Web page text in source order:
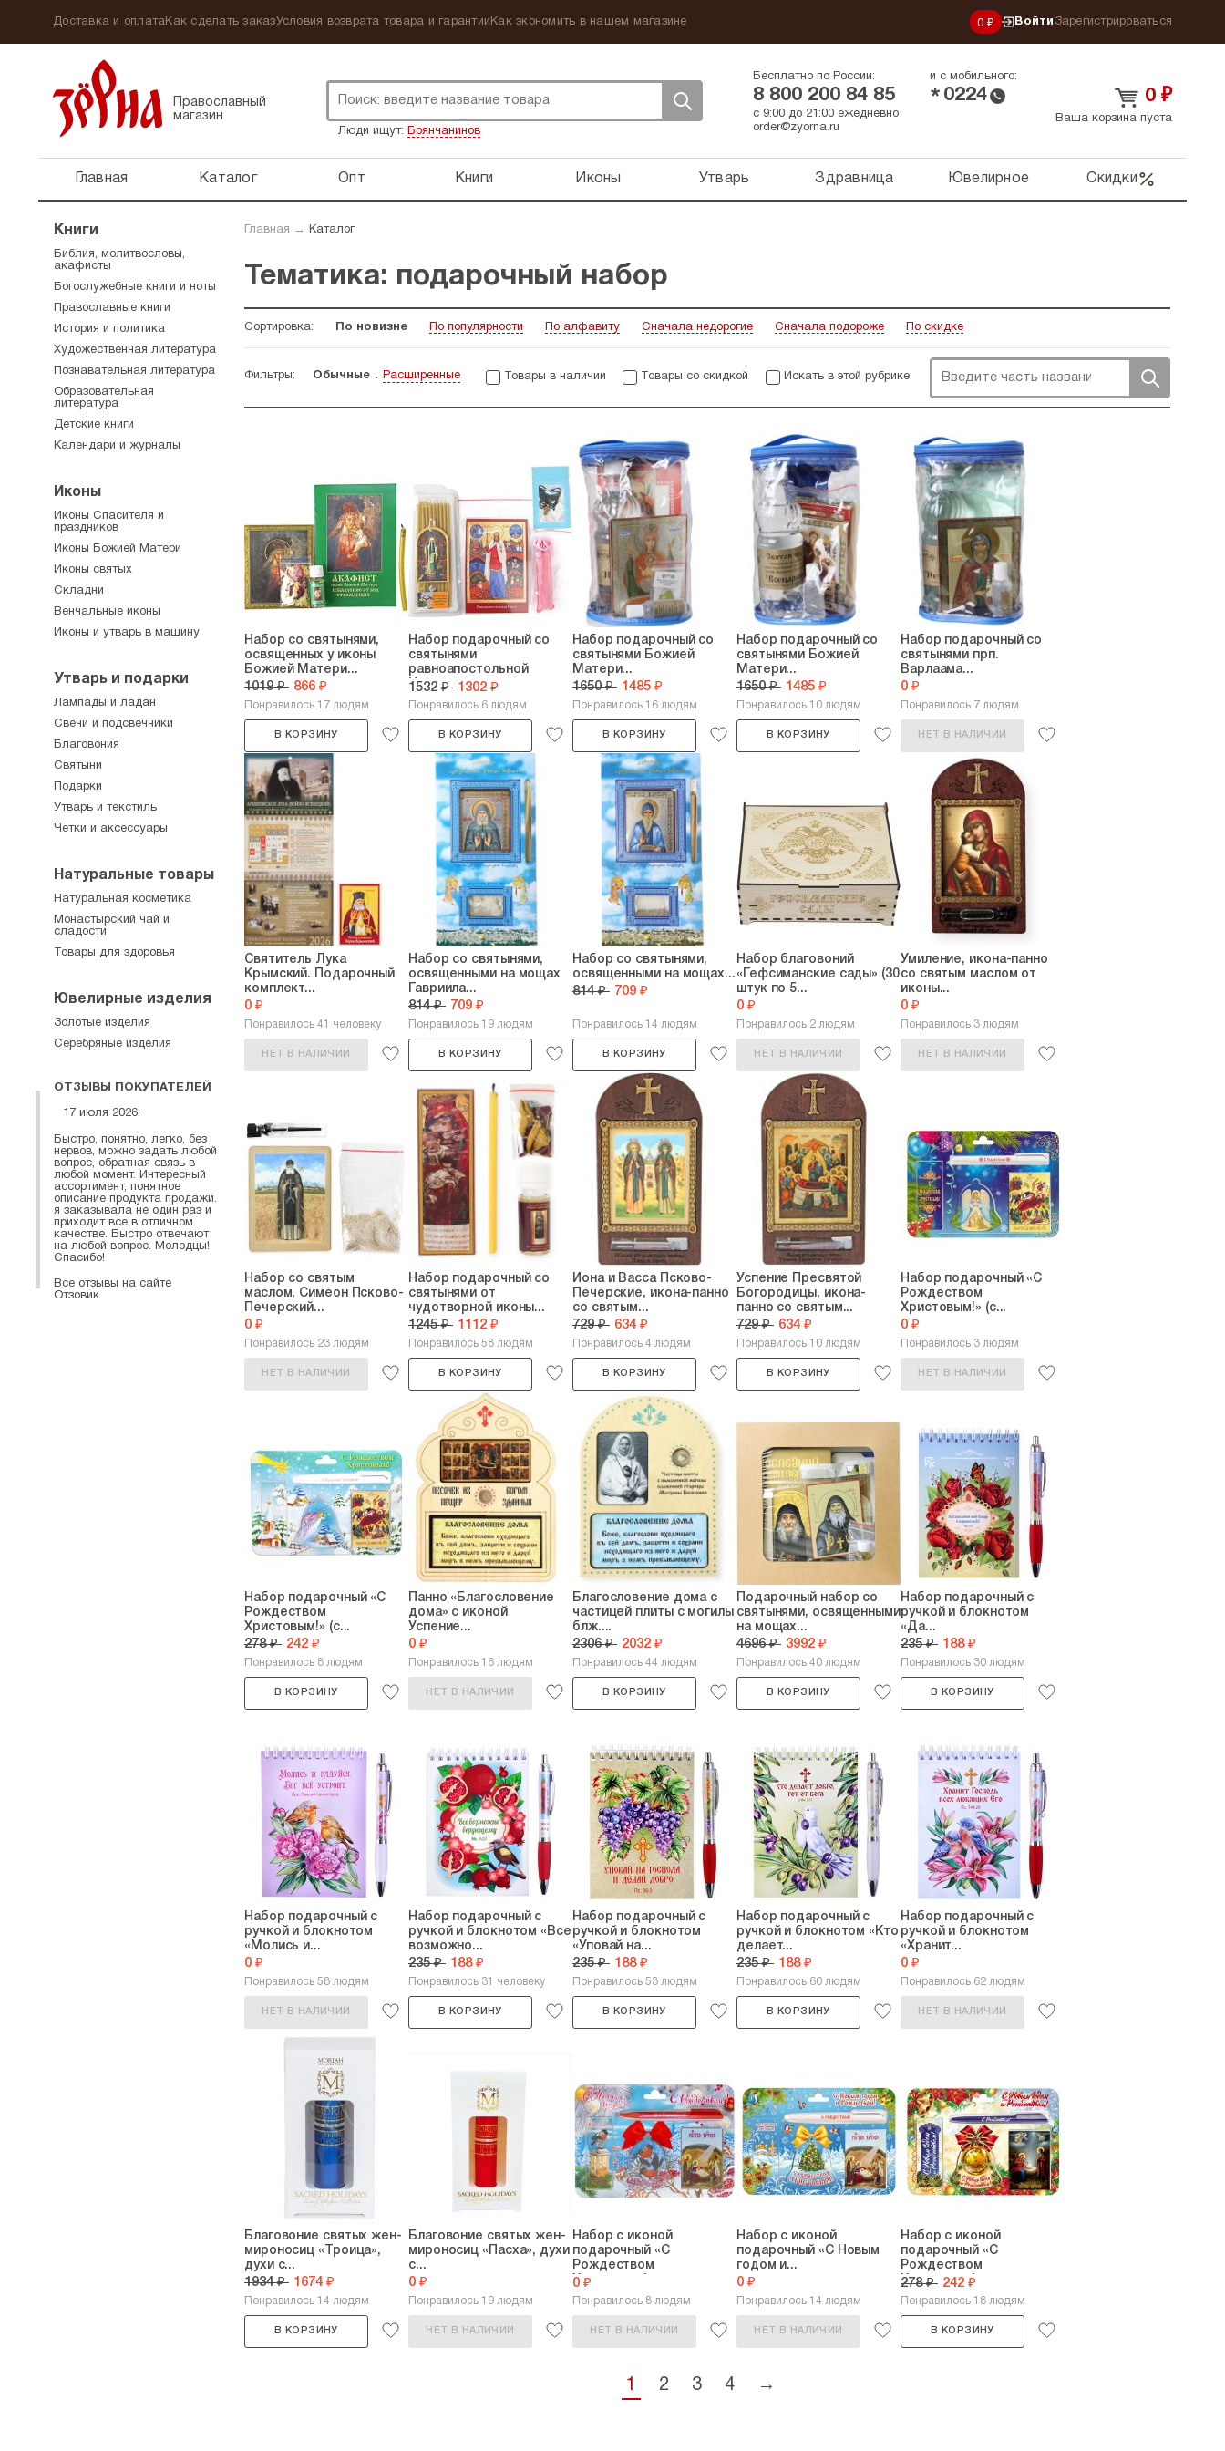
Доставка и оплатаКак сделать заказУсловия возврата товара и гарантии Как экономить в нашем магазине 0 ₽ Войти Зарегистрироваться
Православный
магазин
Люди ищут: Брянчанинов
Бесплатно по России:
8 800 200 84 85
и с мобильного:
* 0224
с 9:00 до 21:00 ежедневно
order@zyorna.ru
0 ₽
Ваша корзина пуста
Главная Каталог Опт Книги Иконы Утварь Здравница Ювелирное Скидки
Главная → Каталог
Тематика: подарочный набор
Сортировка: По новизне По популярности По алфавиту Сначала недорогие Сначала подороже По скидке
Фильтры: Обычные Расширенные Товары в наличии Товары со скидкой Искать в этой рубрике:
Набор со святынями,
освященных у иконы
Божией Матери...
1019 ₽ 866 ₽
Понравилось 17 людям
В КОРЗИНУ
Набор подарочный со
святынями
равноапостольной
Нины...
1532 ₽ 1302 ₽
Понравилось 6 людям
В КОРЗИНУ
Набор подарочный со
святынями Божией
Матери...
1650 ₽ 1485 ₽
Понравилось 16 людям
В КОРЗИНУ
Набор подарочный со
святынями Божией
Матери...
1650 ₽ 1485 ₽
Понравилось 10 людям
В КОРЗИНУ
Набор подарочный со
святынями прп.
Варлаама...
0 ₽
Понравилось 7 людям
НЕТ В НАЛИЧИИ
Святитель Лука
Крымский. Подарочный
комплект...
0 ₽
Понравилось 41 человеку
НЕТ В НАЛИЧИИ
Набор со святынями,
освященными на мощах
Гавриила...
814 ₽ 709 ₽
Понравилось 19 людям
В КОРЗИНУ
Набор со святынями,
освященными на мощах...
814 ₽ 709 ₽
Понравилось 14 людям
В КОРЗИНУ
Набор благовоний
«Гефсиманские сады» (30
штук по 5...
0 ₽
Понравилось 2 людям
НЕТ В НАЛИЧИИ
Умиление, икона-панно
со святым маслом от
иконы...
0 ₽
Понравилось 3 людям
НЕТ В НАЛИЧИИ
Набор со святым
маслом, Симеон Псково-
Печерский...
0 ₽
Понравилось 23 людям
НЕТ В НАЛИЧИИ
Набор подарочный со
святынями от
чудотворной иконы...
1245 ₽ 1112 ₽
Понравилось 58 людям
В КОРЗИНУ
Иона и Васса Псково-
Печерские, икона-панно
со святым...
729 ₽ 634 ₽
Понравилось 4 людям
В КОРЗИНУ
Успение Пресвятой
Богородицы, икона-
панно со святым...
729 ₽ 634 ₽
Понравилось 10 людям
В КОРЗИНУ
Набор подарочный «С
Рождеством
Христовым!» (с...
0 ₽
Понравилось 3 людям
НЕТ В НАЛИЧИИ
Набор подарочный «С
Рождеством
Христовым!» (с...
278 ₽ 242 ₽
Понравилось 8 людям
В КОРЗИНУ
Панно «Благословение
дома» с иконой
Успение...
0 ₽
Понравилось 16 людям
НЕТ В НАЛИЧИИ
Благословение дома с
частицей плиты с могилы
блж....
2306 ₽ 2032 ₽
Понравилось 44 людям
В КОРЗИНУ
Подарочный набор со
святынями, освященными
на мощах...
4696 ₽ 3992 ₽
Понравилось 40 людям
В КОРЗИНУ
Набор подарочный с
ручкой и блокнотом
«Да...
235 ₽ 188 ₽
Понравилось 30 людям
В КОРЗИНУ
Набор подарочный с
ручкой и блокнотом
«Молись и...
0 ₽
Понравилось 58 людям
НЕТ В НАЛИЧИИ
Набор подарочный с
ручкой и блокнотом «Все
возможно...
235 ₽ 188 ₽
Понравилось 31 человеку
В КОРЗИНУ
Набор подарочный с
ручкой и блокнотом
«Уповай на...
235 ₽ 188 ₽
Понравилось 53 людям
В КОРЗИНУ
Набор подарочный с
ручкой и блокнотом «Кто
делает...
235 ₽ 188 ₽
Понравилось 60 людям
В КОРЗИНУ
Набор подарочный с
ручкой и блокнотом
«Хранит...
0 ₽
Понравилось 62 людям
НЕТ В НАЛИЧИИ
Благовоние cвятых жен-
мироносиц «Троица»,
духи с...
1934 ₽ 1674 ₽
Понравилось 14 людям
В КОРЗИНУ
Благовоние cвятых жен-
мироносиц «Пасха», духи
с...
0 ₽
Понравилось 19 людям
НЕТ В НАЛИЧИИ
Набор с иконой
подарочный «С
Рождеством
Христовым!»...
0 ₽
Понравилось 8 людям
НЕТ В НАЛИЧИИ
Набор с иконой
подарочный «С Новым
годом и...
0 ₽
Понравилось 14 людям
НЕТ В НАЛИЧИИ
Набор с иконой
подарочный «С
Рождеством
Христовым!»...
278 ₽ 242 ₽
Понравилось 18 людям
В КОРЗИНУ
1 2 3 4 →
Книги
Библия, молитвословы,
акафисты
Богослужебные книги и ноты
Православные книги
История и политика
Художественная литература
Познавательная литература
Образовательная
литература
Детские книги
Календари и журналы
Иконы
Иконы Спасителя и
праздников
Иконы Божией Матери
Иконы святых
Складни
Венчальные иконы
Иконы и утварь в машину
Утварь и подарки
Лампады и ладан
Свечи и подсвечники
Благовония
Святыни
Подарки
Утварь и текстиль
Четки и аксессуары
Натуральные товары
Натуральная косметика
Монастырский чай и
сладости
Товары для здоровья
Ювелирные изделия
Золотые изделия
Серебряные изделия
ОТЗЫВЫ ПОКУПАТЕЛЕЙ
17 июля 2026:
Быстро, понятно, легко, без
нервов, можно задать любой
вопрос, обратная связь в
любой момент. Интересный
ассортимент, понятное
описание продукта продажи.
я заказывала не один раз и
приходит все в отличном
качестве. Быстро отвечают
на любой вопрос. Молодцы!
Спасибо!
Все отзывы на сайте
Отзовик